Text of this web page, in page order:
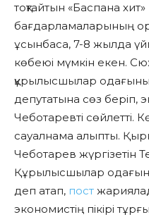
тоқтайтын «Баспана
бағдарламаларының
ұсынбаса, 7-8 жылда
көбеюі мүмкін екен.
құрылысшылар
депутатына сөз беріп,
Чеботаревті сөйлетті.
сауалнама алыпты.
Чеботарев жүргізетін
Құрылысшылар
деп атап, пост
экономистің пікірі